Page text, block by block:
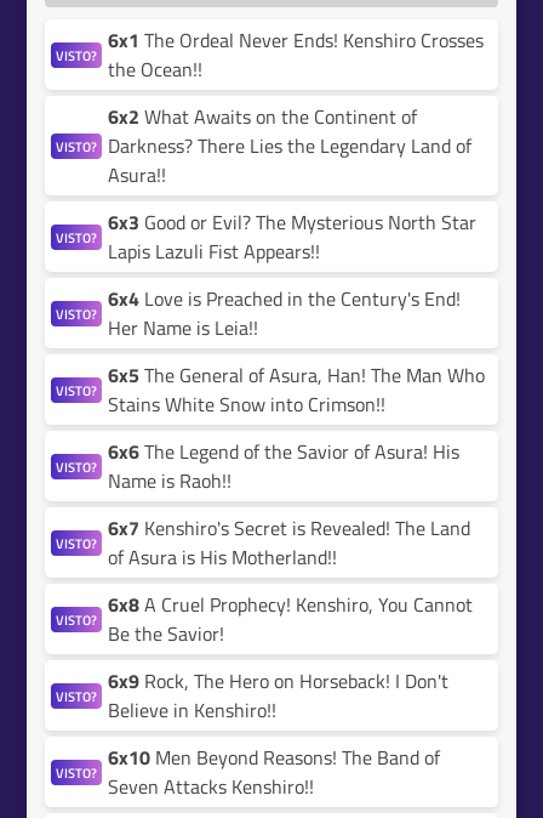
VISTO? 6x1 The Ordeal Never Ends! Kenshiro Crosses
the Ocean!!
VISTO?
6x2 What Awaits on the Continent of
Darkness? There Lies the Legendary Land of
Asura!!
VISTO? 6x3 Good or Evil? The Mysterious North Star
Lapis Lazuli Fist Appears!!
VISTO? 6x4 Love is Preached in the Century's End!
Her Name is Leia!!
VISTO? 6x5 The General of Asura, Han! The Man Who
Stains White Snow into Crimson!!
VISTO? 6x6The Legend of the Savior of Asura! His
Name is Raoh!!
VISTO? 6x7 Kenshiro's Secret is Revealed! The Land
of Asura is His Motherland!!
VISTO? 6x8A Cruel Prophecy! Kenshiro, You Cannot
Be the Savior!
VISTO? 6x9 Rock, The Hero on Horseback! I Don't
Believe in Kenshiro!!
VISTO? 6x10 Men Beyond Reasons! The Band of
Seven Attacks Kenshiro!!